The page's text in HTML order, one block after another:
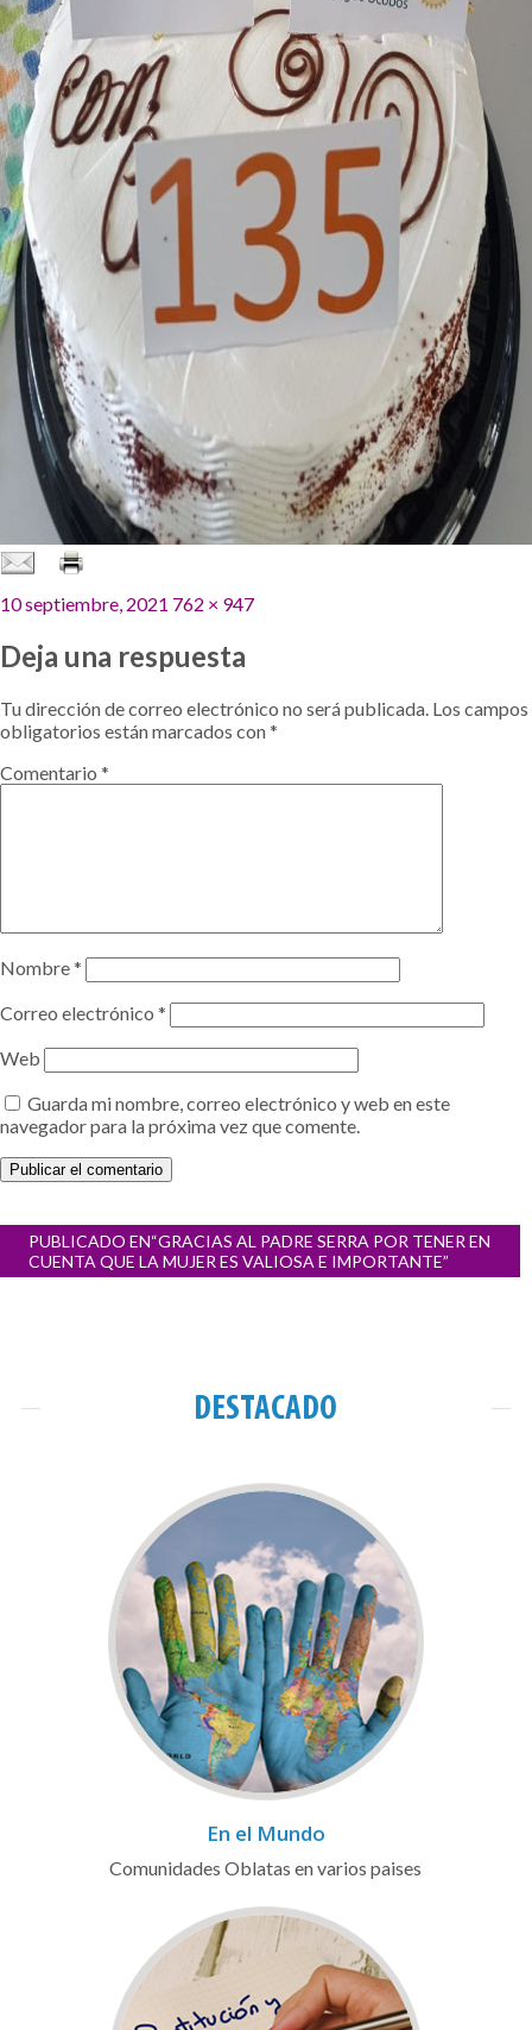
Publicado
10 septiembre, 2021 Tamaño
762 × 947
Deja una respuesta
Tu dirección de correo electrónico no será publicada. Los campos
obligatorios están marcados con*
Comentario *
Nombre*
Correo electrónico *
Web
Guarda mi nombre, correo electrónico y web en este
navegador para la próxima vez que comente.
Navegación
entradas
PUBLICADO EN“GRACIAS AL PADRE SERRA POR TENER EN
CUENTA QUE LA MUJER ES VALIOSA E IMPORTANTE”
DESTACADO
En el Mundo
Comunidades Oblatas en varios paises